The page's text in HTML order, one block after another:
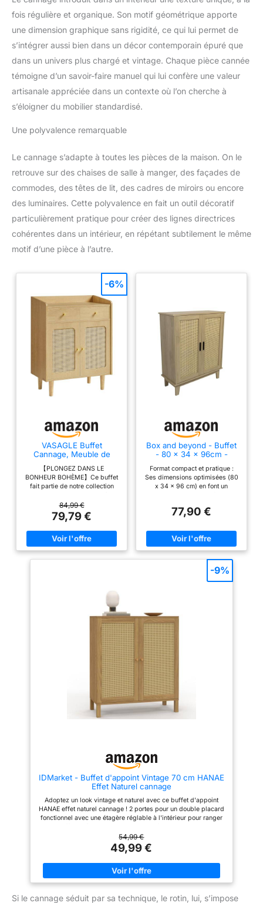
fois régulière et organique. Son motif géométrique apporte
une dimension graphique sans rigidité, ce qui lui permet de
s’intégrer aussi bien dans un décor contemporain épuré que
dans un univers plus chargé et vintage. Chaque pièce cannée
témoigne d’un savoir-faire manuel qui lui confère une valeur
artisanale appréciée dans un contexte où l’on cherche à
s’éloigner du mobilier standardisé.
Une polyvalence remarquable
Le cannage s’adapte à toutes les pièces de la maison. On le
retrouve sur des chaises de salle à manger, des façades de
commodes, des têtes de lit, des cadres de miroirs ou encore
des luminaires. Cette polyvalence en fait un outil décoratif
particulièrement pratique pour créer des lignes directrices
cohérentes dans un intérieur, en répétant subtilement le même
motif d’une pièce à l’autre.
VASAGLE Buffet
Cannage, Meuble de
Rangement, Placard avec
Portes et Tiroirs en Rotin,
Étagère Réglable, Style
Bohème, pour Salle à
Chêne
【PLONGEZ DANS LE
BONHEUR BOHÈME】Ce buffet
fait partie de notre collection
teinte naturelle, pieds en bois
massif et élément tissé, afin de
créer un havre de paix
ressourçant pour le corps et
l’esprit 【BEAUCOUP DE
RANGEMENTS】Gardez votre
permettent de ranger linge ou
placard en bas stocke vos
articles de grande taille
【POLYVALENT】Qu’il vous
serve de bar dans le salon, de
buffet dans la salle à manger,
de meuble de rangement dans
l’entrée ou de commode dans la
chambre, ce meuble allie style
et rangement dans n'importe
quel pièce 【RANGEMENT
PERSONNALISABLE, CÂBLES
BIEN RANGÉS】Derrière les
portes, une étagère réglable
aspect net 【NETTOYAGE ET
MONTAGE FACILES】Les pieds
de 15 cm de haut permettent à
l'aspirateur de passer dessous,
montage est simple grâce aux
instructions et aux pièces
numérotées et le kit anti-
84,99 €
79,79 €
-6%
Box and beyond - Buffet
- 80 x 34 x 96cm -
- Rangement Élégant et
Pratique - Salon, Salle à
Manger, Cuisine - Style
Format compact et pratique :
Ses dimensions optimisées (80
x 34 x 96 cm) en font un
facilement sa place dans une
manger ou une chambre.
Polyvalence : Ce buffet est un
meuble de rangement de taille
pour une utilisation dans de
nombreux espaces différents,
tels que la chambre à coucher,
Rangement spacieux : Ce buffet
à deux portes dispose de deux
planches spacieuses, qui
offrent un espace de rangement
généreux. Il peut accueillir des
vêtements, des accessoires,
des livres ou tout autre objet.
Design élégant : Ce buffet
combine le bois d'eucalyptus
clair et chaleureux avec le
cannage, ce qui lui donne un
design raffiné et élégant. Le
cannage et bois est aussi très
flexible d'aménagement. Ses
changements fréquents, offrant
une organisation dynamique.
Son poids léger rend ses
un réglage des portes optimal.
77,90 €
IDMarket - Buffet d'appoint Vintage 70 cm HANAE
Effet Naturel cannage
Adoptez un look vintage et naturel avec ce buffet d'appoint
HANAE effet naturel cannage ! 2 portes pour un double placard
fonctionnel avec une étagère réglable à l'intérieur pour ranger
s'adaptera à la pièce de votre choix Structure stable et robuste
en panneaux de particules de bois Dimensions globales :
Longueur 70 x largeur 30 x Hauteur 81 cm
54,99 €
49,99 €
-9%
Si le cannage séduit par sa technique, le rotin, lui, s’impose